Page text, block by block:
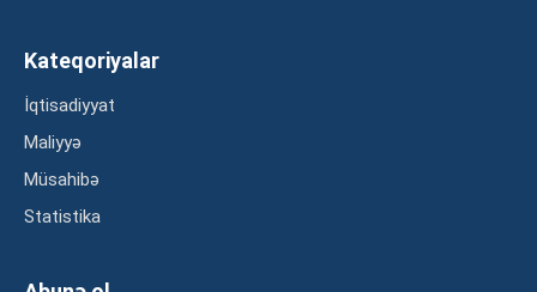
Kateqoriyalar
İqtisadiyyat
Maliyyə
Müsahibə
Statistika